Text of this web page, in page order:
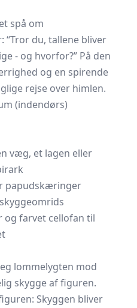
spå om
“Tror du, tallene bliver
- og hvorfor?” På den
og en spirende
rejse over himlen.
(indendørs)
væg, et lagen eller
papudskæringer
og farvet cellofan til
lommelygten mod
skygge af figuren.
Skyggen bliver